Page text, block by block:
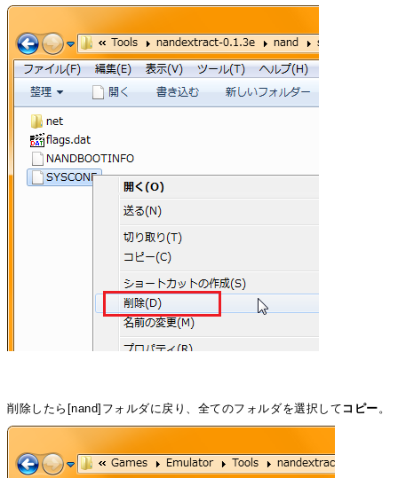
削除したら[nand]フォルダに戻り、全てのフォルダを選択して コピー。